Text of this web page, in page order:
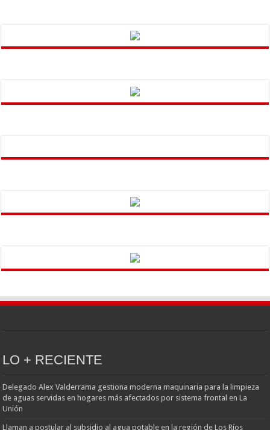
LO + RECIENTE
Delegado Alex Valderrama gestiona moderna maquinaria para la limpieza
de aguas servidas en hogares más afectados por sistema frontal en La
Unión
Llaman a postular al subsidio al agua potable en la región de Los Ríos